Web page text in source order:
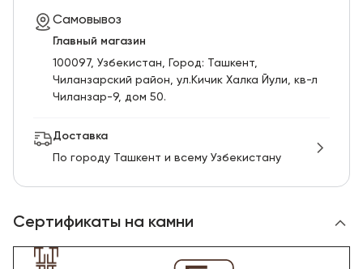
Самовывоз
Главный магазин
100097, Узбекистан, Город: Ташкент,
Чиланзарский pайон, ул.Кичик Халка Йули, кв-л
Чиланзар-9, дом 50.
Доставка
По городу Ташкент и всему Узбекистану
Сертификаты на камни